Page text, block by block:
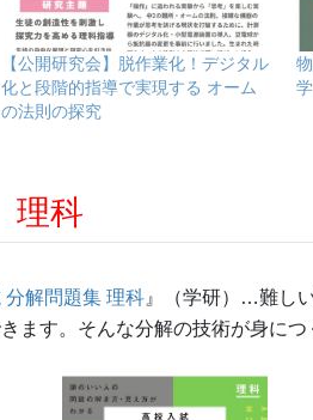
【公開研究会】脱作業化！デジタル
化と段階的指導で実現する オーム
の法則の探究
科
分解問題集 理科 』（学研）…難し
ます。そんな分解の技術が身に